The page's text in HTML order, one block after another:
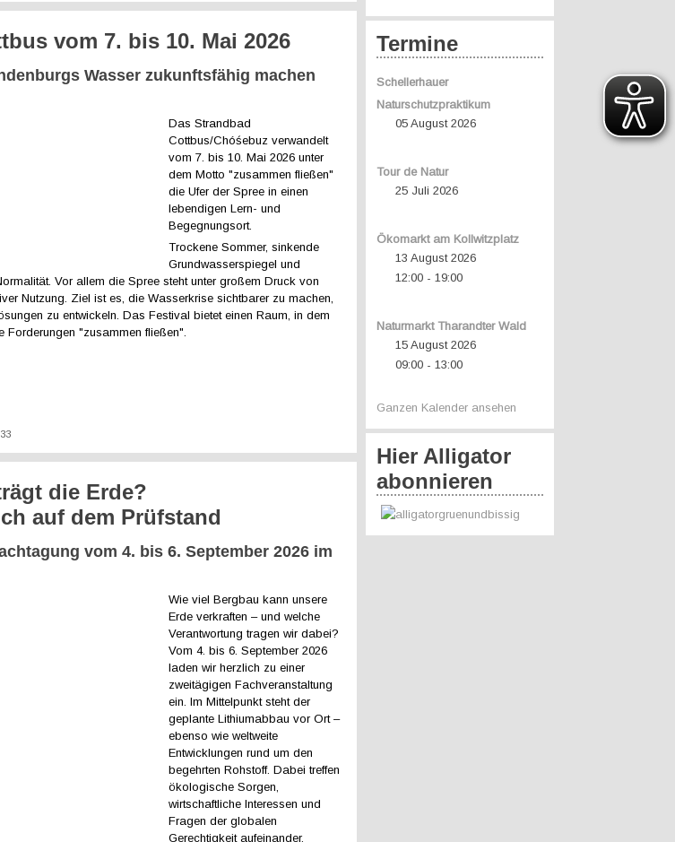
vom 7. bis 10. Mai 2026
Wasser zukunftsfähig machen
Das Strandbad
Cottbus/Chóśebuz verwandelt
vom 7. bis 10. Mai 2026 unter
dem Motto "zusammen fließen"
die Ufer der Spree in einen
lebendigen Lern- und
Begegnungsort.
Trockene Sommer, sinkende
Grundwasserspiegel und
Vor allem die Spree steht unter großem Druck von
Nutzung. Ziel ist es, die Wasserkrise sichtbarer zu machen,
zu entwickeln. Das Festival bietet einen Raum, in dem
Forderungen "zusammen fließen".
die Erde?
auf dem Prüfstand
vom 4. bis 6. September 2026 im
Wie viel Bergbau kann unsere
Erde verkraften – und welche
Verantwortung tragen wir dabei?
Vom 4. bis 6. September 2026
laden wir herzlich zu einer
zweitägigen Fachveranstaltung
ein. Im Mittelpunkt steht der
geplante Lithiumabbau vor Ort –
ebenso wie weltweite
Entwicklungen rund um den
begehrten Rohstoff. Dabei treffen
ökologische Sorgen,
wirtschaftliche Interessen und
Fragen der globalen
Gerechtigkeit aufeinander.
Termine
Schellerhauer
Naturschutzpraktikum
05 August 2026
Tour de Natur
25 Juli 2026
Ökomarkt am Kollwitzplatz
13 August 2026
12:00 -19:00
Naturmarkt Tharandter Wald
15 August 2026
09:00 -13:00
Ganzen Kalender ansehen
Hier Alligator
abonnieren